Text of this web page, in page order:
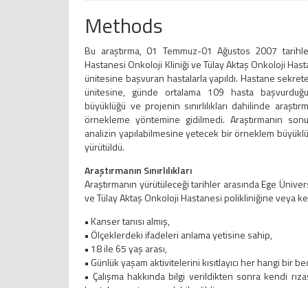
Methods
Bu araştırma, 01 Temmuz-01 Ağustos 2007
Hastanesi Onkoloji Kliniği ve Tülay Aktaş Onkoloji
ünitesine başvuran hastalarla yapıldı. Hastane
ünitesine, günde ortalama 109 hasta
büyüklüğü ve projenin sınırlılıkları dahilinde
örnekleme yöntemine gidilmedi. Araştırmanın
analizin yapılabilmesine yetecek bir örneklem
yürütüldü.
Araştırmanın Sınırlılıkları
Araştırmanın yürütüleceği tarihler arasında Ege
ve Tülay Aktaş Onkoloji Hastanesi polikliniğine veya
•Kanser tanısı almış,
• Ölçeklerdeki ifadeleri anlama yetisine sahip,
• 18 ile 65 yaş arası,
• Günlük yaşam aktivitelerini kısıtlayıcı her hangi bir
• Çalışma hakkında bilgi verildikten sonra kendi